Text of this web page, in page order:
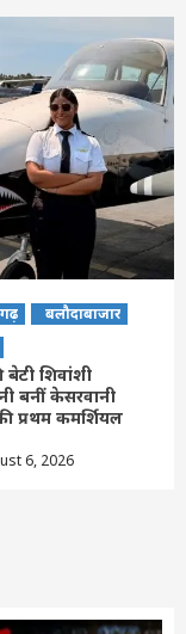
बलौदाबाजार
शिवांशी
बनीं केसरवानी
प्रथम कमर्शियल
6, 2026